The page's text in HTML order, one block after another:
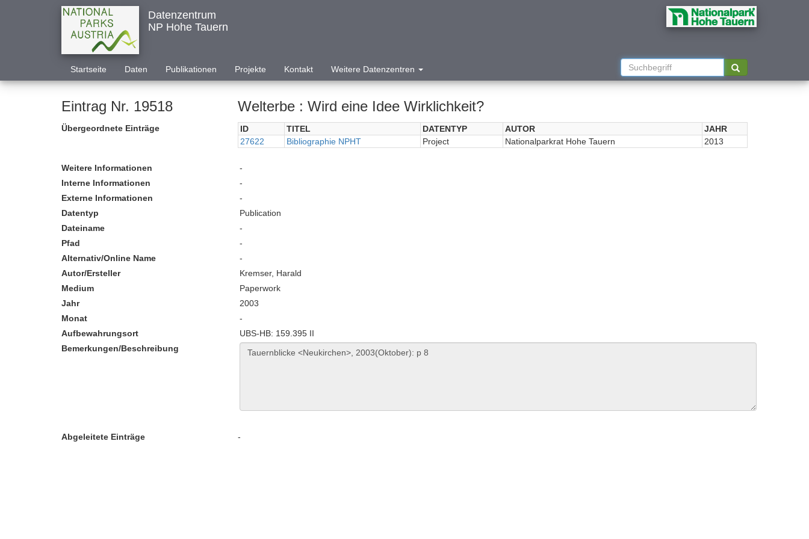
Datenzentrum
NP Hohe Tauern
Startseite Daten Publikationen Projekte Kontakt Weitere Datenzentren
Eintrag Nr. 19518 Welterbe : Wird eine Idee Wirklichkeit?
Übergeordnete Einträge ID TITEL DATENTYP AUTOR
JAHR
27622
Bibliographie NPHT Project Nationalparkrat Hohe Tauern 2013
Weitere Informationen
-
Interne Informationen
-
Externe Informationen
-
Datentyp
Publication
Dateiname
-
Pfad
-
Alternativ/Online Name
-
Autor/Ersteller
Kremser, Harald
Medium
Paperwork
Jahr
2003
Monat
-
Aufbewahrungsort
UBS-HB: 159.395 II
Bemerkungen/Beschreibung
Abgeleitete Einträge -